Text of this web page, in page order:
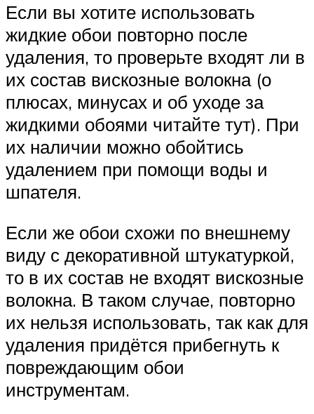
Если вы хотите использовать
жидкие обои повторно после
удаления, то проверьте входят ли в
их состав вискозные волокна (о
плюсах, минусах и об уходе за
жидкими обоями читайте тут). При
их наличии можно обойтись
удалением при помощи воды и
шпателя.
Если же обои схожи по внешнему
виду с декоративной штукатуркой,
то в их состав не входят вискозные
волокна. В таком случае, повторно
их нельзя использовать, так как для
удаления придётся прибегнуть к
повреждающим обои
инструментам.